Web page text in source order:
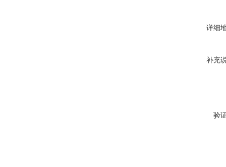
详细
补充
验